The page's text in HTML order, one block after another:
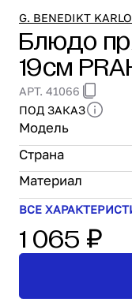
Сервис и
ПОКУПАТЕЛЯМ
Доставка и
Гарантия и
Лизинг
Акции
О нас
Бренды
Контакты
G. BENEDIKT
Блюдо
19см
АРТ. 41066
ПОД ЗАКАЗ
Модель
Страна
Материал
ВСЕ
1 065 ₽